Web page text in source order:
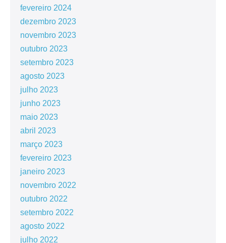
fevereiro 2024
dezembro 2023
novembro 2023
outubro 2023
setembro 2023
agosto 2023
julho 2023
junho 2023
maio 2023
abril 2023
março 2023
fevereiro 2023
janeiro 2023
novembro 2022
outubro 2022
setembro 2022
agosto 2022
julho 2022